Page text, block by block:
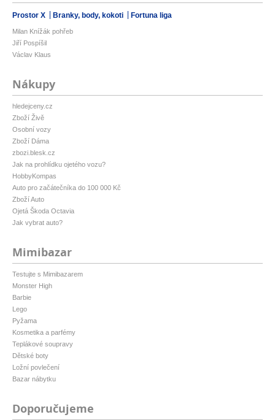
Prostor X Branky, body, kokoti Fortuna liga
Milan Knížák pohřeb
Jiří Pospíšil
Václav Klaus
Nákupy
hledejceny.cz
Zboží Živě
Osobní vozy
Zboží Dáma
zbozi.blesk.cz
Jak na prohlídku ojetého vozu?
HobbyKompas
Auto pro začátečníka do 100 000 Kč
Zboží Auto
Ojetá Škoda Octavia
Jak vybrat auto?
Mimibazar
Testujte s Mimibazarem
Monster High
Barbie
Lego
Pyžama
Kosmetika a parfémy
Teplákové soupravy
Dětské boty
Ložní povlečení
Bazar nábytku
Doporučujeme